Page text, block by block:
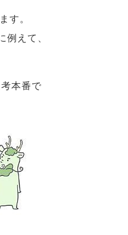
す。
例えて 、
本番で